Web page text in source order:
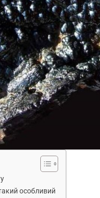
особливий